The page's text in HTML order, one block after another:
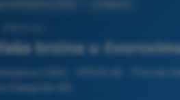
brzina u
(UAS) - DRON A2 - Potvrda
Kategorija A2)